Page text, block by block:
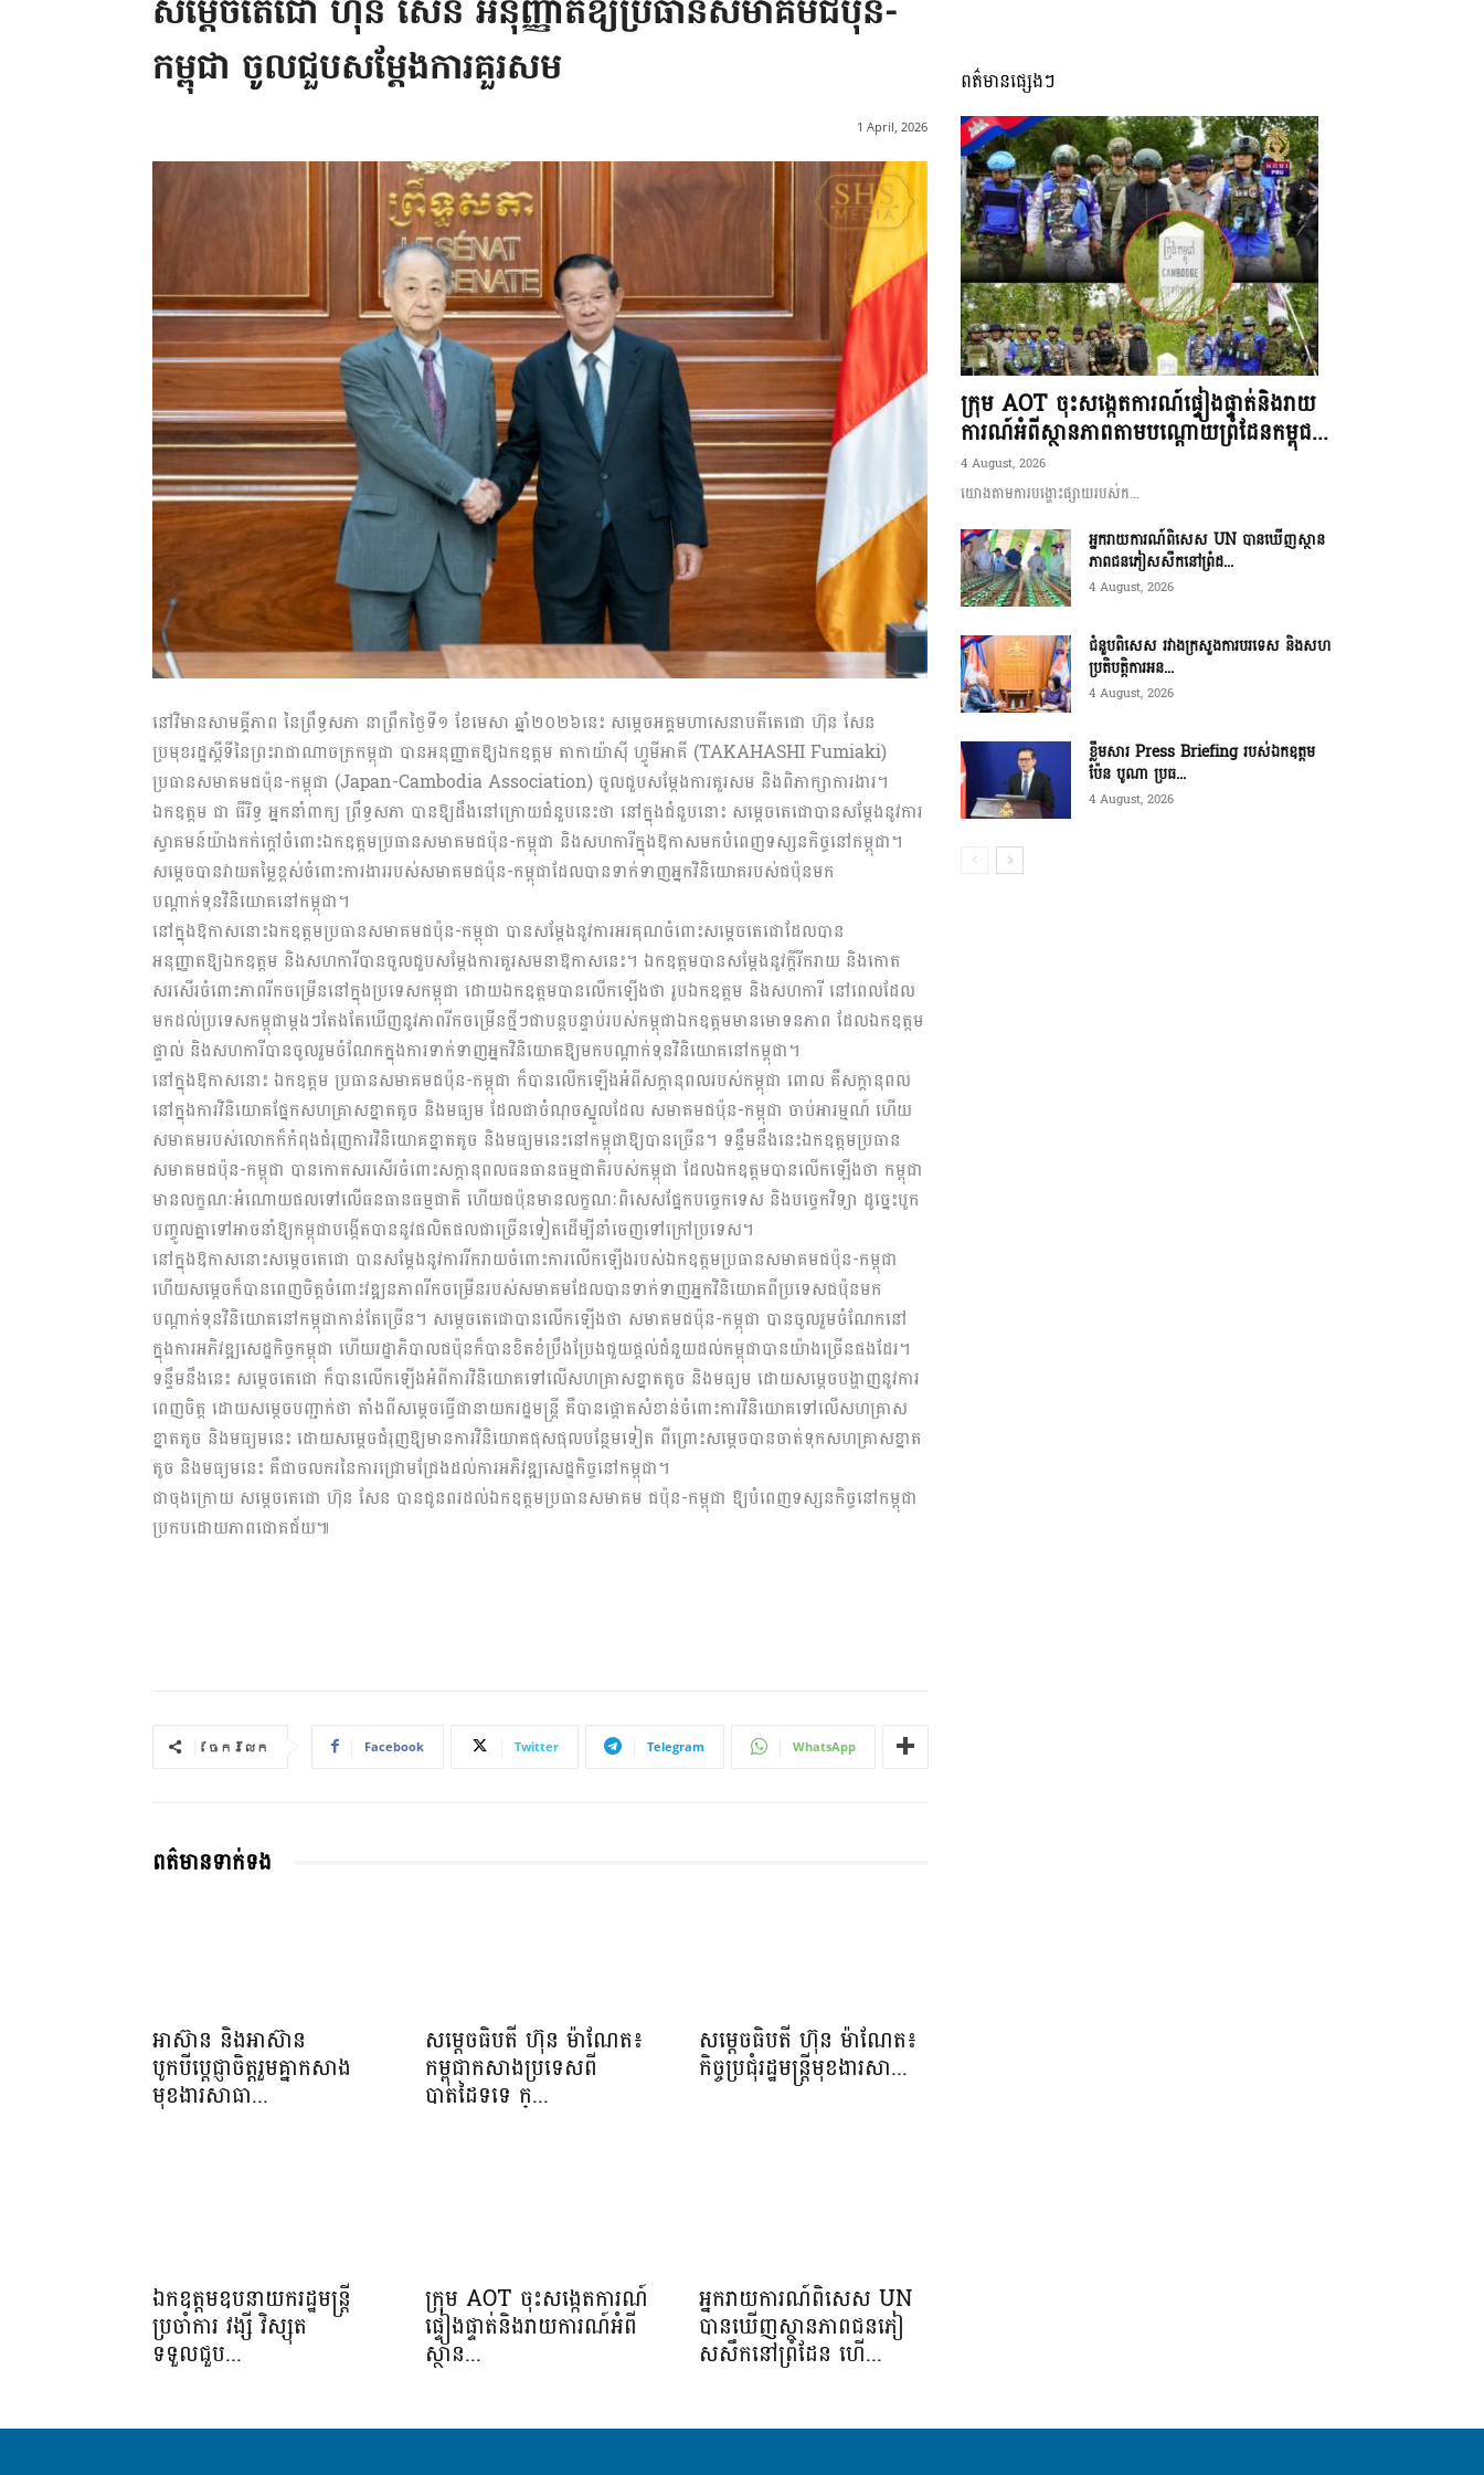
ព័ត៌មាន​
ប្រតិកម្ម
រហ័ស
សម្ដេចតេជោ ហ៊ុន សែន អនុញ្ញាតឱ្យប្រធានសមាគមជប៉ុន-
កម្ពុជា ចូលជួបសម្ដែងការគួរសម
1 April, 2026
នៅវិមានសាមគ្គីភាព នៃព្រឹទ្ធសភា នាព្រឹកថ្ងៃទី១ ខែមេសា ឆ្នាំ២០២៦នេះ សម្តេចអគ្គមហាសេនាបតីតេជោ ហ៊ុន សែន
ប្រមុខរដ្ឋស្តីទីនៃព្រះរាជាណាចក្រកម្ពុជា បានអនុញ្ញាតឱ្យឯកឧត្តម តាកាយ៉ាស៊ី ហ្វូមីអាគី (TAKAHASHI Fumiaki)
ប្រធានសមាគមជប៉ុន-កម្ពុជា (Japan-Cambodia Association) ចូលជួបសម្ដែងការគួរសម និងពិភាក្សាការងារ។
ឯកឧត្តម ជា ធីរិទ្ធ អ្នកនាំពាក្យ ព្រឹទ្ធសភា បានឱ្យដឹងនៅក្រោយជំនួបនេះថា នៅក្នុងជំនួបនោះ សម្ដេចតេជោបានសម្ដែងនូវការ
ស្វាគមន៍យ៉ាងកក់ក្ដៅចំពោះឯកឧត្តមប្រធានសមាគមជប៉ុន-កម្ពុជា និងសហការីក្នុងឱកាសមកបំពេញទស្សនកិច្ចនៅកម្ពុជា។
សម្ដេចបានវាយតម្លៃខ្ពស់ចំពោះការងាររបស់សមាគមជប៉ុន-កម្ពុជាដែលបានទាក់ទាញអ្នកវិនិយោគរបស់ជប៉ុនមក
បណ្ដាក់ទុនវិនិយោគនៅកម្ពុជា។
នៅក្នុងឱកាសនោះឯកឧត្តមប្រធានសមាគមជប៉ុន-កម្ពុជា បានសម្ដែងនូវការអរគុណចំពោះសម្ដេចតេជោដែលបាន
អនុញ្ញាតឱ្យឯកឧត្តម និងសហការីបានចូលជួបសម្ដែងការគួរសមនាឱកាសនេះ។ ឯកឧត្តមបានសម្ដែងនូវក្ដីរីករាយ និងកោត
សរសើរចំពោះភាពរីកចម្រើននៅក្នុងប្រទេសកម្ពុជា ដោយឯកឧត្តមបានលើកឡើងថា រូបឯកឧត្តម និងសហការី នៅពេលដែល
មកដល់ប្រទេសកម្ពុជាម្ដងៗតែងតែឃើញនូវភាពរីកចម្រើនថ្មីៗជាបន្តបន្ទាប់របស់កម្ពុជាឯកឧត្តមមានមោទនភាព ដែលឯកឧត្តម
ផ្ទាល់ និងសហការីបានចូលរួមចំណែកក្នុងការទាក់ទាញអ្នកវិនិយោគឱ្យមកបណ្ដាក់ទុនវិនិយោគនៅកម្ពុជា។
នៅក្នុងឱកាសនោះ ឯកឧត្តម ប្រធានសមាគមជប៉ុន-កម្ពុជា ក៏បានលើកឡើងអំពីសក្ដានុពលរបស់កម្ពុជា ពោល គឺសក្ដានុពល
នៅក្នុងការវិនិយោគផ្នែកសហគ្រាសខ្នាតតូច និងមធ្យម ដែលជាចំណុចស្នូលដែល សមាគមជប៉ុន-កម្ពុជា ចាប់អារម្មណ៍ ហើយ
សមាគមរបស់លោកក៏កំពុងជំរុញការវិនិយោគខ្នាតតូច និងមធ្យមនេះនៅកម្ពុជាឱ្យបានច្រើន។ ទន្ទឹមនឹងនេះឯកឧត្តមប្រធាន
សមាគមជប៉ុន-កម្ពុជា បានកោតសរសើរចំពោះសក្ដានុពលធនធានធម្មជាតិរបស់កម្ពុជា ដែលឯកឧត្តមបានលើកឡើងថា កម្ពុជា
មានលក្ខណៈអំណោយផលទៅលើធនធានធម្មជាតិ ហើយជប៉ុនមានលក្ខណៈពិសេសផ្នែកបច្ចេកទេស និងបច្ចេកវិទ្យា ដូច្នេះបូក
បញ្ចូលគ្នាទៅអាចនាំឱ្យកម្ពុជាបង្កើតបាននូវផលិតផលជាច្រើនទៀតដើម្បីនាំចេញទៅក្រៅប្រទេស។
នៅក្នុងឱកាសនោះសម្ដេចតេជោ បានសម្ដែងនូវការរីករាយចំពោះការលើកឡើងរបស់ឯកឧត្តមប្រធានសមាគមជប៉ុន-កម្ពុជា
ហើយសម្ដេចក៏បានពេញចិត្តចំពោះវឌ្ឍនភាពរីកចម្រើនរបស់សមាគមដែលបានទាក់ទាញអ្នកវិនិយោគពីប្រទេសជប៉ុនមក
បណ្ដាក់ទុនវិនិយោគនៅកម្ពុជាកាន់តែច្រើន។ សម្ដេចតេជោបានលើកឡើងថា សមាគមជប៉ុន-កម្ពុជា បានចូលរួមចំណែកនៅ
ក្នុងការអភិវឌ្ឍសេដ្ឋកិច្ចកម្ពុជា ហើយរដ្ឋាភិបាលជប៉ុនក៏បានខិតខំប្រឹងប្រែងជួយផ្ដល់ជំនួយដល់កម្ពុជាបានយ៉ាងច្រើនផងដែរ។
ទន្ទឹមនឹងនេះ សម្ដេចតេជោ ក៏បានលើកឡើងអំពីការវិនិយោគទៅលើសហគ្រាសខ្នាតតូច និងមធ្យម ដោយសម្ដេចបង្ហាញនូវការ
ពេញចិត្ត ដោយសម្ដេចបញ្ជាក់ថា តាំងពីសម្ដេចធ្វើជានាយករដ្ឋមន្រ្ដី គឺបានផ្ដោតសំខាន់ចំពោះការវិនិយោគទៅលើសហគ្រាស
ខ្នាតតូច និងមធ្យមនេះ ដោយសម្ដេចជំរុញឱ្យមានការវិនិយោគផុសផុលបន្ថែមទៀត ពីព្រោះសម្ដេចបានចាត់ទុកសហគ្រាសខ្នាត
តូច និងមធ្យមនេះ គឺជាចលករនៃការជ្រោមជ្រែងដល់ការអភិវឌ្ឍសេដ្ឋកិច្ចនៅកម្ពុជា។
ជាចុងក្រោយ សម្ដេចតេជោ ហ៊ុន សែន បានជូនពរដល់ឯកឧត្តមប្រធានសមាគម ជប៉ុន-កម្ពុជា ឱ្យបំពេញទស្សនកិច្ចនៅកម្ពុជា
ប្រកបដោយភាពជោគជ័យ៕
ចែករំលែក Facebook Twitter Telegram WhatsApp
ពត៌មានទាក់ទង
អាស៊ាន និងអាស៊ាន
បូកបីប្តេជ្ញាចិត្តរួមគ្នាកសាង
មុខងារសាធា...
សម្ដេចធិបតី ហ៊ុន ម៉ាណែត៖
កម្ពុជាកសាងប្រទេសពី
បាតដៃទទេ ក្...
សម្ដេចធិបតី ហ៊ុន ម៉ាណែត៖
កិច្ចប្រជុំរដ្ឋមន្ត្រីមុខងារសា...
ឯកឧត្តមឧបនាយករដ្ឋមន្ត្រី
ប្រចាំការ វង្សី វិស្សុត
ទទួលជួប...
ក្រុម AOT ចុះសង្កេតការណ៍
ផ្ទៀងផ្ទាត់និងរាយការណ៍អំពី
ស្ថាន...
អ្នករាយការណ៍ពិសេស UN
បានឃើញស្ថានភាពជនភៀ
សសឹកនៅព្រំដែន ហើ...
ពត៌មានផ្សេងៗ
ក្រុម AOT ចុះសង្កេតការណ៍ផ្ទៀងផ្ទាត់និងរាយ
ការណ៍អំពីស្ថានភាពតាមបណ្តោយព្រំដែនកម្ពុជ...
4 August, 2026
យោងតាមការបង្ហោះផ្សាយរបស់ក...
អ្នករាយការណ៍ពិសេស UN បានឃើញស្ថាន
ភាពជនភៀសសឹកនៅព្រំដ...
4 August, 2026
ជំនួបពិសេស រវាងក្រសួងការបរទេស និងសហ
ប្រតិបត្តិការអន...
4 August, 2026
ខ្លឹមសារ Press Briefing របស់ឯកឧត្តម
ប៉ែន បូណា ប្រធ...
4 August, 2026